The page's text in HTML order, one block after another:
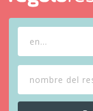
en...